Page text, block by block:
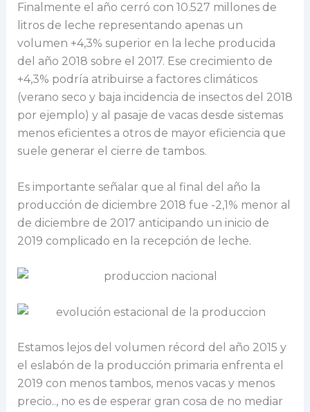
Finalmente el año cerró con 10.527 millones de
litros de leche representando apenas un
volumen +4,3% superior en la leche producida
del año 2018 sobre el 2017. Ese crecimiento de
+4,3% podría atribuirse a factores climáticos
(verano seco y baja incidencia de insectos del 2018
por ejemplo) y al pasaje de vacas desde sistemas
menos eficientes a otros de mayor eficiencia que
suele generar el cierre de tambos.
Es importante señalar que al final del año la
producción de diciembre 2018 fue -2,1% menor al
de diciembre de 2017 anticipando un inicio de
2019 complicado en la recepción de leche.
Estamos lejos del volumen récord del año 2015 y
el eslabón de la producción primaria enfrenta el
2019 con menos tambos, menos vacas y menos
precio.., no es de esperar gran cosa de no mediar